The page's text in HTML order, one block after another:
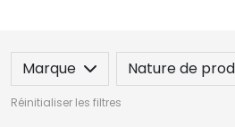
Marque Nature de
Réinitialiser les filtres